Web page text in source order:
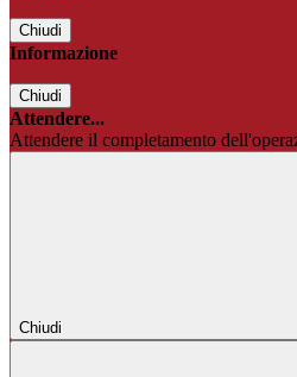
Chiudi
Informazione
Chiudi
Attendere...
Attendere il completamento
Chiudi